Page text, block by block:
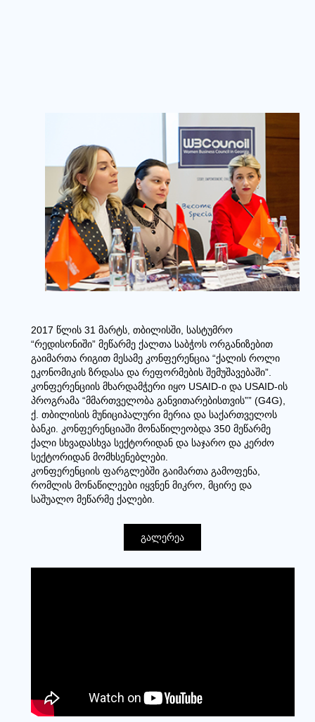
2017 წლის 31 მარტს, თბილისში, სასტუმრო
“რედისონიში” მეწარმე ქალთა საბჭოს ორგანიზებით
გაიმართა რიგით მესამე კონფერენცია “ქალის როლი
ეკონომიკის ზრდასა და რეფორმების შემუშავებაში”.
კონფერენციის მხარდამჭერი იყო USAID-ი და USAID-ის
პროგრამა “მმართველობა განვითარებისთვის”” (G4G),
ქ. თბილისის მუნიციპალური მერია და საქართველოს
ბანკი. კონფერენციაში მონაწილეობდა 350 მეწარმე
ქალი სხვადასხვა სექტორიდან და საჯარო და კერძო
სექტორიდან მომხსენებლები.
კონფერენციის ფარგლებში გაიმართა გამოფენა,
რომლის მონაწილეები იყვნენ მიკრო, მცირე და
საშუალო მეწარმე ქალები.
გალერეა